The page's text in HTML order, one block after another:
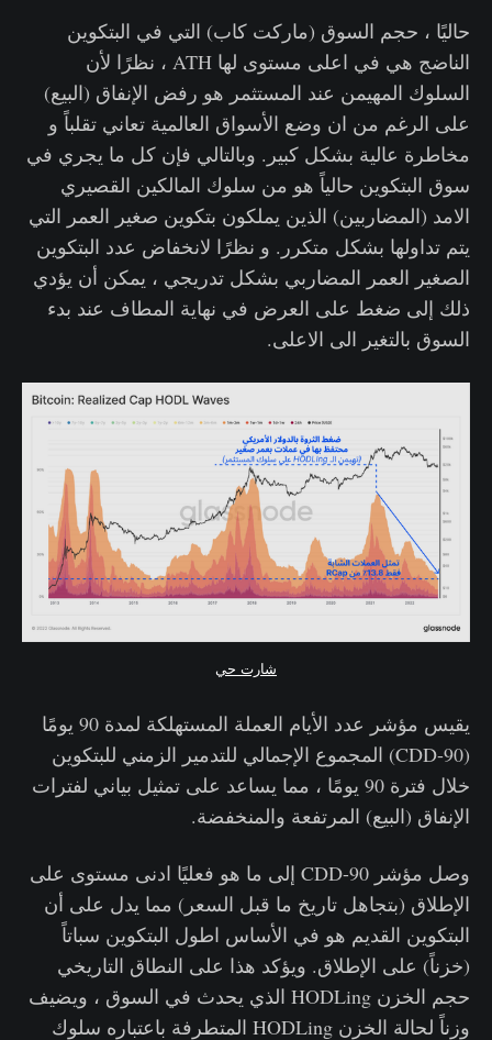
حاليًا ، حجم السوق (ماركت كاب) التي في البتكوين
الناضج هي في اعلى مستوى لها ATH ، نظرًا لأن
السلوك المهيمن عند المستثمر هو رفض الإنفاق (البيع)
على الرغم من ان وضع الأسواق العالمية تعاني تقلباً و
مخاطرة عالية بشكل كبير. وبالتالي فإن كل ما يجري في
سوق البتكوين حالياً هو من سلوك المالكين القصيري
الامد (المضاربين) الذين يملكون بتكوين صغير العمر التي
يتم تداولها بشكل متكرر. و نظرًا لانخفاض عدد البتكوين
الصغير العمر المضاربي بشكل تدريجي ، يمكن أن يؤدي
ذلك إلى ضغط على العرض في نهاية المطاف عند بدء
السوق بالتغير الى الاعلى.
شارت حي
يقيس مؤشر عدد الأيام العملة المستهلكة لمدة 90 يومًا
(CDD-90) المجموع الإجمالي للتدمير الزمني للبتكوين
خلال فترة 90 يومًا ، مما يساعد على تمثيل بياني لفترات
الإنفاق (البيع) المرتفعة والمنخفضة.
وصل مؤشر CDD-90 إلى ما هو فعليًا ادنى مستوى على
الإطلاق (بتجاهل تاريخ ما قبل السعر) مما يدل على أن
البتكوين القديم هو في الأساس اطول البتكوين سباتاً
(خزناً) على الإطلاق. ويؤكد هذا على النطاق التاريخي
حجم الخزن HODLing الذي يحدث في السوق ، ويضيف
وزناً لحالة الخزن HODLing المتطرفة باعتباره سلوك